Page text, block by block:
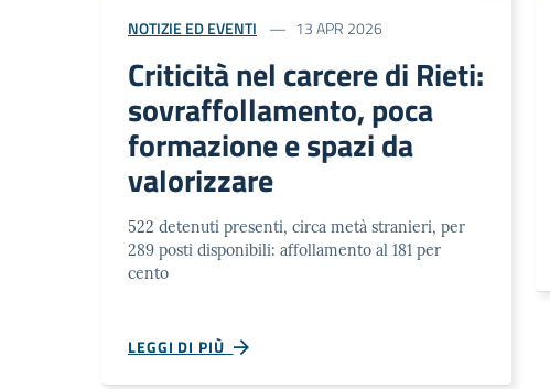
NOTIZIE ED EVENTI 13 APR 2026
Criticità nel carcere di Rieti:
sovraffollamento, poca
formazione e spazi da
valorizzare
522 detenuti presenti, circa metà stranieri, per
289 posti disponibili: affollamento al 181 per
cento
LEGGI DI PIÙ